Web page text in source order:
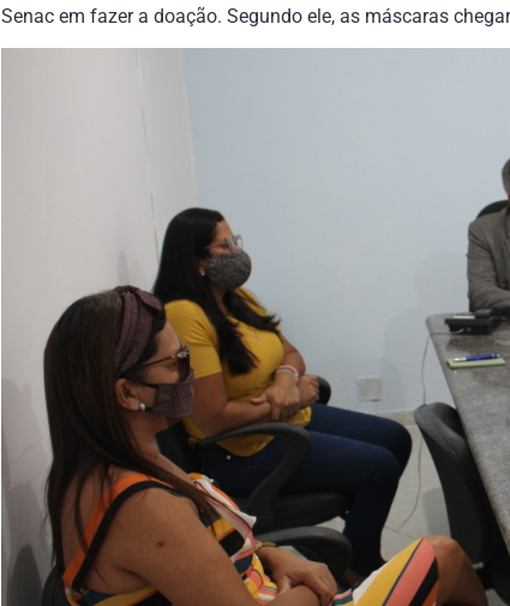
Senac em fazer a doação. Segundo ele, as máscaras